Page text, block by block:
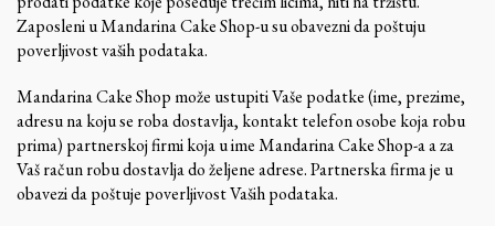
Zaposleni u Mandarina Cake Shop-u su obavezni da poštuju
poverljivost vaših podataka.
Mandarina Cake Shop može ustupiti Vaše podatke (ime, prezime,
adresu na koju se roba dostavlja, kontakt telefon osobe koja robu
prima) partnerskoj firmi koja u ime Mandarina Cake Shop-a a za
Vaš račun robu dostavlja do željene adrese. Partnerska firma je u
obavezi da poštuje poverljivost Vaših podataka.